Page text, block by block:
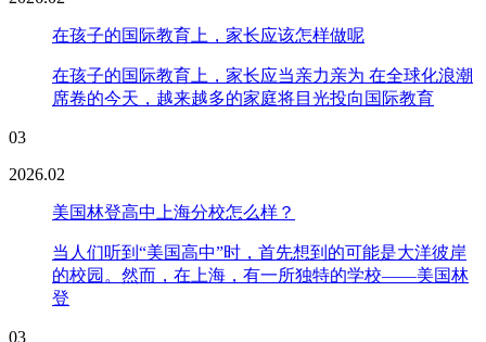
在孩子的国际教育上，家长应该怎样做呢
在孩子的国际教育上，家长应当亲力亲为 在全球化浪潮
席卷的今天，越来越多的家庭将目光投向国际教育
03
2026.02
美国林登高中上海分校怎么样？
当人们听到“美国高中”时，首先想到的可能是大洋彼岸
的校园。然而，在上海，有一所独特的学校——美国林
登
03